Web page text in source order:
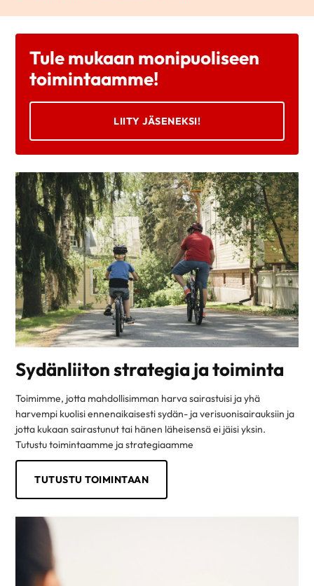
Tule mukaan monipuoliseen
toimintaamme!
LIITY JÄSENEKSI!
Sydänliiton strategia ja toiminta
Toimimme, jotta mahdollisimman harva sairastuisi ja yhä
harvempi kuolisi ennenaikaisesti sydän- ja verisuonisairauksiin ja
jotta kukaan sairastunut tai hänen läheisensä ei jäisi yksin.
Tutustu toimintaamme ja strategiaamme
TUTUSTU TOIMINTAAN